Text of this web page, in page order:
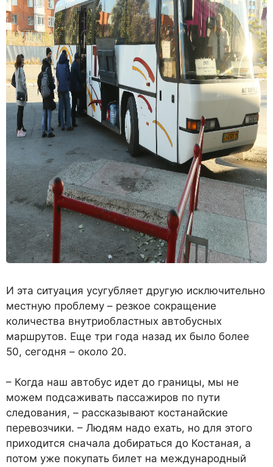
И эта ситуация усугубляет другую исключительно
местную проблему – резкое сокращение
количества внутриобластных автобусных
маршрутов. Еще три года назад их было более
50, сегодня – около 20.
– Когда наш автобус идет до границы, мы не
можем подсаживать пассажиров по пути
следования, – рассказывают костанайские
перевозчики. – Людям надо ехать, но для этого
приходится сначала добираться до Костаная, а
потом уже покупать билет на международный